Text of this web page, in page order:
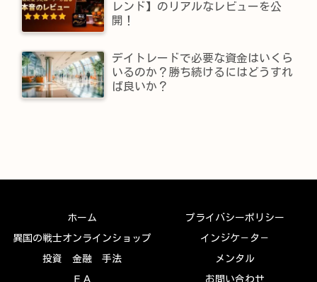
レンド】​のリアルなレビューを公
開！
デイトレードで必要な資金はいくら
いるのか？勝ち続けるにはどうすれ
ば良いか？
ホーム プライバシーポリシー
異国の戦士オンラインショップ インジケ－タ－
投資 金融 手法 メンタル
ＥＡ お問い合わせ